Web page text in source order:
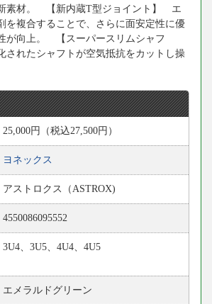
素材。 【新内蔵T型ジョイント】 エ
を複合することで、さらに面安定性に優
が向上。 【スーパースリムシャフ
されたシャフトが空気抵抗をカットし操
25,000円（税込27,500円）
ヨネックス
アストロクス（ASTROX)
4550086095552
3U4、3U5、4U4、4U5
エメラルドグリーン